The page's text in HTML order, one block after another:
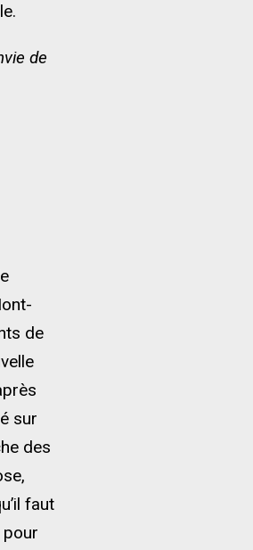
de
de
sur
des
faut
pour